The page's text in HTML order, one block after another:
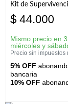
Kit de
$ 44.000
Mismo precio en
miércoles y
Precio sin impuestos
5% OFF
bancaria
10% OFF